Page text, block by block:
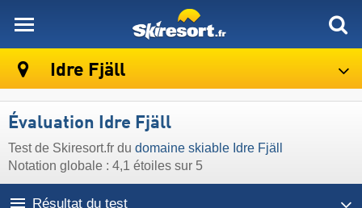
Idre Fjäll
Évaluation Idre Fjäll
Test de Skiresort.fr du domaine skiable Idre Fjäll
Notation globale : 4,1 étoiles sur 5
Résultat du test